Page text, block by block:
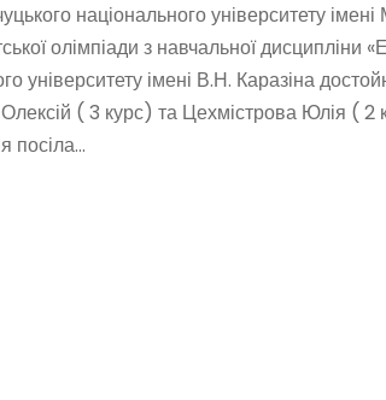
національного університету
олімпіади з навчальної дисципліни
університету імені В.Н. Каразіна
( 3 курс) та Цехмістрова Юлія ( 2
посіла...